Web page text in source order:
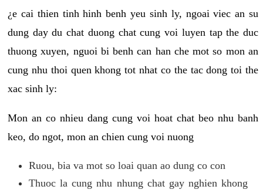
¿e cai thien tinh hinh benh yeu sinh ly, ngoai viec an su
dung day du chat duong chat cung voi luyen tap the duc
thuong xuyen, nguoi bi benh can han che mot so mon an
cung nhu thoi quen khong tot nhat co the tac dong toi the
xac sinh ly:
Mon an co nhieu dang cung voi hoat chat beo nhu banh
keo, do ngot, mon an chien cung voi nuong
Ruou, bia va mot so loai quan ao dung co con
Thuoc la cung nhu nhung chat gay nghien khong